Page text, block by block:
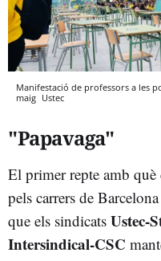
Manifestació de professors a les
maig Ustec
"Papavaga"
El primer repte amb
pels carrers de
que els sindicats Ustec-
Intersindical-CSC